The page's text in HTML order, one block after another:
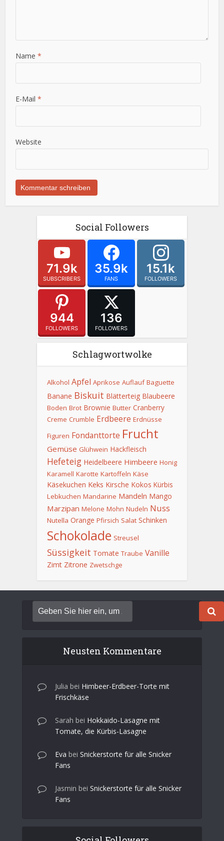
Name*
E-Mail*
Website
Social Followers
71.9k
SUBSCRIBERS
35.9k
FANS
15.1k
FOLLOWERS
944
FOLLOWERS
136
FOLLOWERS
Schlagwortwolke
Alkohol Apfel Aprikose Auflauf Baguette
Banane Biskuit Blätterteig Blaubeere
Boden Brot Brownie Butter Cranberry
Creme Crumble Erdbeere Erdnüsse
Figuren Fondanttorte Frucht
Gemüse Glühwein Hackfleisch
Hefeteig Heidelbeere Himbeere Honig
Karamell Karotte Kartoffeln Käse
Käsekuchen Keks Kirsche Kokos Kürbis
Lebkuchen Mandarine Mandeln Mango
Marzipan Melone Mohn Nudeln Nuss
Nutella Orange Pfirsich Salat Schinken
Schokolade Streusel
Süssigkeit Tomate Traube Vanille
Zimt Zitrone Zwetschge
Neusten Kommentare
Julia bei Himbeer-Erdbeer-Torte mit
Frischkäse
Sarah bei Hokkaido-Lasagne mit
Tomate, die Kürbis-Lasagne
Eva bei Snickerstorte für alle Snicker
Fans
Jasmin bei Snickerstorte für alle Snicker
Fans